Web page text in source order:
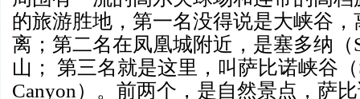
的旅游胜地，第一名没得说是大峡谷
离；第二名在凤凰城附近，是塞多纳（
山； 第三名就是这里，叫萨比诺峡谷（
Canyon）。前两个，是自然景点，萨